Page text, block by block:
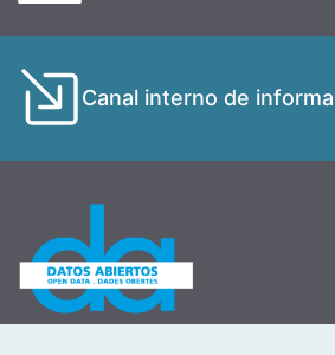
Canal interno de